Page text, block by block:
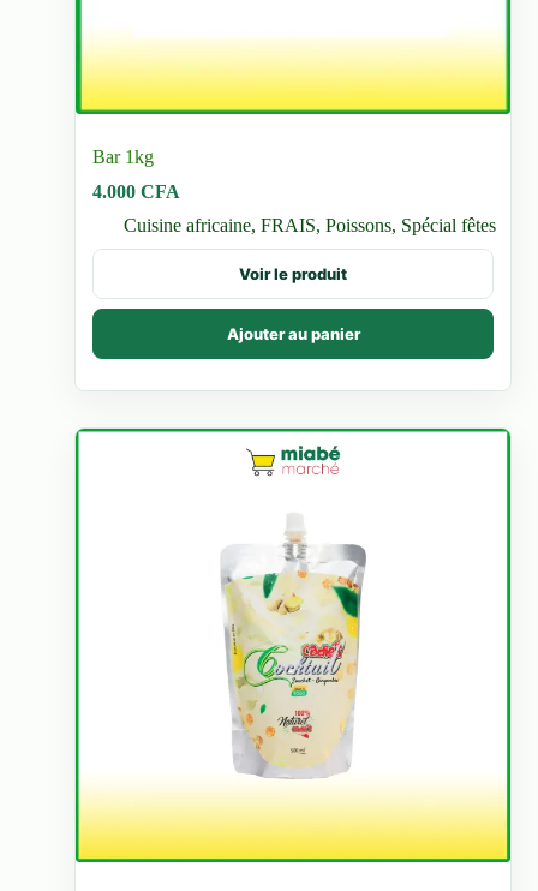
Bar 1kg
4.000CFA
Cuisine africaine,FRAIS,Poissons, Spécial fêtes
Voir le produit
Ajouter au panier